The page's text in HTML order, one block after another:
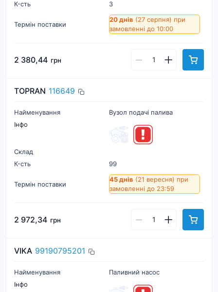
К-cть
3
Термін поставки
20 днів (27 серпня) при
замовленні до 10:00
2 380,44 грн
TOPRAN 116649
Найменування
Вузол подачі палива
Інфо
Склад
К-cть
99
Термін поставки
45 днів (21 вересня) при
замовленні до 23:59
2 972,34 грн
VIKA 99190795201
Найменування
Паливний насос
Інфо